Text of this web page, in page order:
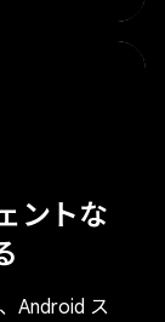
ントな
Android ス